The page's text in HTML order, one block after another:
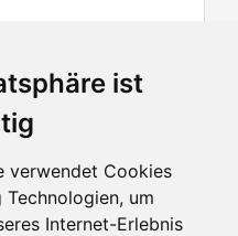
ist
verwendet Cookies
Technologien, um
Internet-Erlebnis